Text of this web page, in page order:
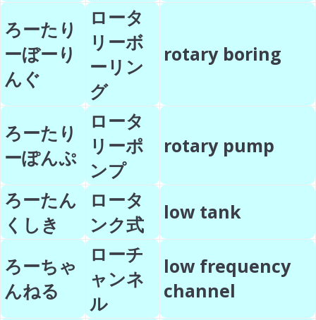
ろーたり
ーぼーり
んぐ
ロータ
リーボ
ーリン
グ
rotary boring
ろーたり
ーぽんぷ
ロータ
リーポ
ンプ
rotary pump
ろーたん
くしき
ロータ
ンク式
low tank
ろーちゃ
んねる
ローチ
ャンネ
ル
low frequency
channel